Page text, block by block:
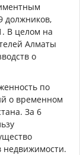
должников,
В целом на
Алматы
о
по
о временном
За 6
недвижимости.